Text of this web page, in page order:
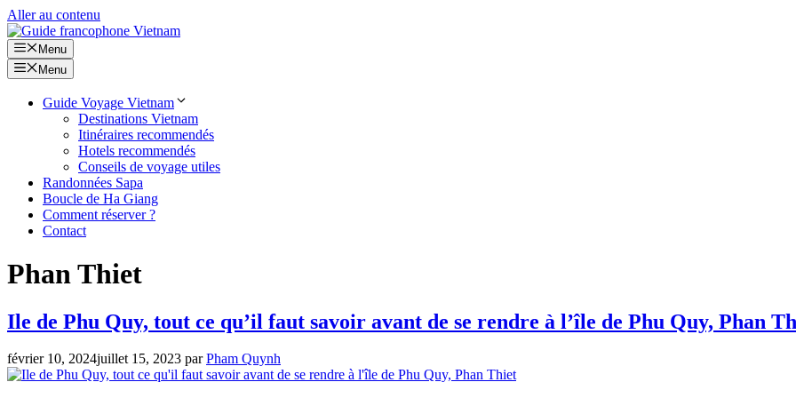
Aller au contenu
Menu
Menu
Guide Voyage Vietnam
Destinations Vietnam
Itinéraires recommendés
Hotels recommendés
Conseils de voyage utiles
Randonnées Sapa
Boucle de Ha Giang
Comment réserver ?
Contact
Phan Thiet
Ile de Phu Quy, tout ce qu’il faut savoir avant de se rendre à l’île de Phu Quy, Phan
février 10, 2024juillet 15, 2023 parPham Quynh